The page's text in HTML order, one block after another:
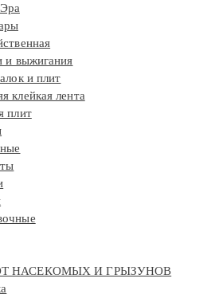
и выжигания
и плит
клейкая лента
плит
НАСЕКОМЫХ И ГРЫЗУНОВ